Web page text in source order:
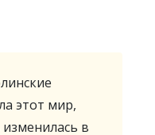
этот мир,
в